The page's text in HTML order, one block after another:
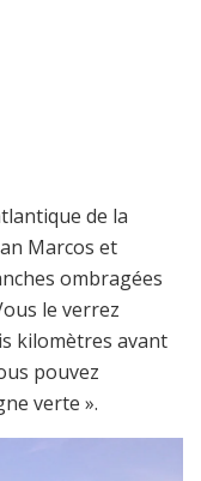
de la
Marcos et
ombragées
le verrez
kilomètres avant
pouvez
verte ».